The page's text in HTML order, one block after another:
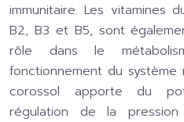
immunitaire. Les vitamines
B2, B3 et B5, sont
rôle dans le
fonctionnement du système
corossol apporte du
régulation de la